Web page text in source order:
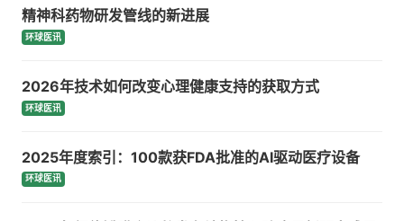
精神科药物研发管线的新进展
环球医讯
2026年技术如何改变心理健康支持的获取方式
环球医讯
2025年度索引：100款获FDA批准的AI驱动医疗设备
环球医讯